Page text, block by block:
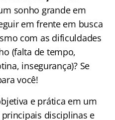
sonho grande em
em frente em busca
com as dificuldades
(falta de tempo,
insegurança)? Se
você!
e prática em um
disciplinas e